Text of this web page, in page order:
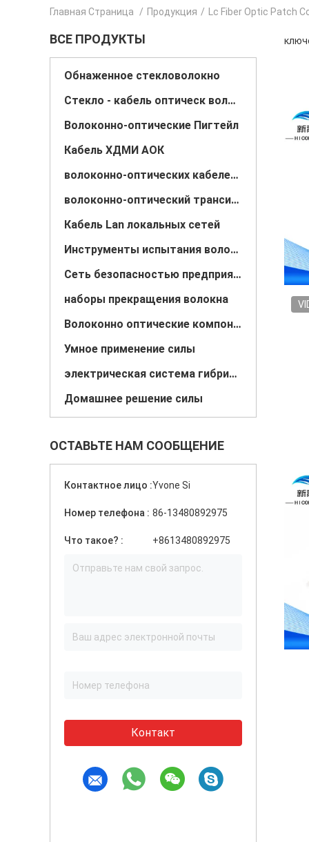
Главная Страница / Продукция / Lc Fiber Optic Patch
ВСЕ ПРОДУКТЫ
Обнаженное стекловолокно
Стекло - кабель оптическ волокно волокна
Волоконно-оптические Пигтейл
Кабель ХДМИ АОК
волоконно-оптических кабелей патч
волоконно-оптический трансивер
Кабель Lan локальных сетей
Инструменты испытания волокна
Сеть безопасностью предприятия
наборы прекращения волокна
Волоконно оптические компоненты
Умное применение силы
электрическая система гибрида солнечного ветра
Домашнее решение силы
ОСТАВЬТЕ НАМ СООБЩЕНИЕ
Контактное лицо :Yvone Si
Номер телефона : 86-13480892975
Что такое? : +8613480892975
Контакт